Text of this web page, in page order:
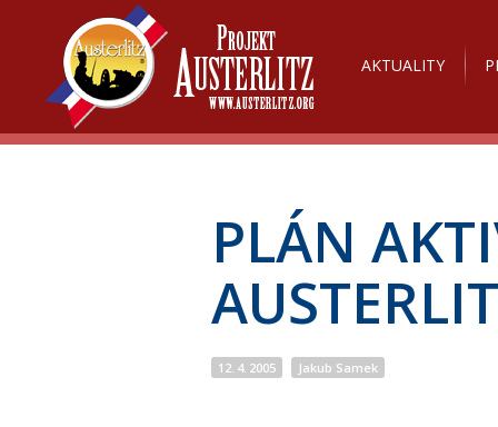
AKTUALITY
PLÁN
12. 4. 2005 Jakub Samek